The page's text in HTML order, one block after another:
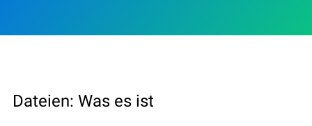
Dateien: Was es ist